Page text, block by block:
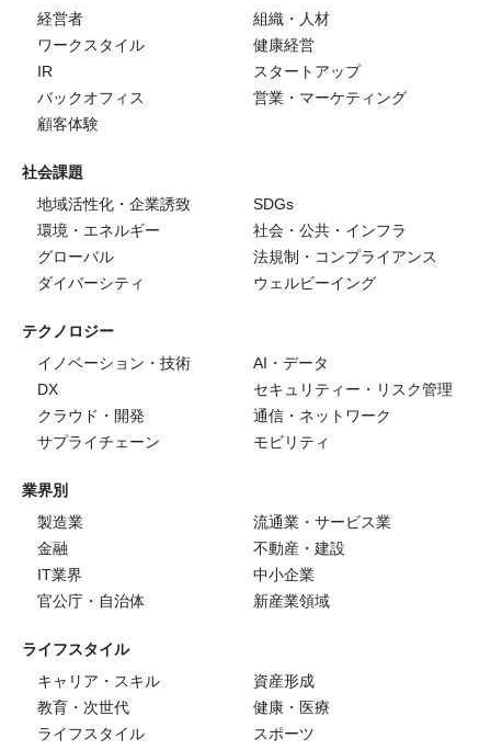
経営者
組織・人材
ワークスタイル
健康経営
IR
スタートアップ
バックオフィス
営業・マーケティング
顧客体験
社会課題
地域活性化・企業誘致
SDGs
環境・エネルギー
社会・公共・インフラ
グローバル
法規制・コンプライアンス
ダイバーシティ
ウェルビーイング
テクノロジー
イノベーション・技術
AI・データ
DX
セキュリティー・リスク管理
クラウド・開発
通信・ネットワーク
サプライチェーン
モビリティ
業界別
製造業
流通業・サービス業
金融
不動産・建設
IT業界
中小企業
官公庁・自治体
新産業領域
ライフスタイル
キャリア・スキル
資産形成
教育・次世代
健康・医療
ライフスタイル
スポーツ